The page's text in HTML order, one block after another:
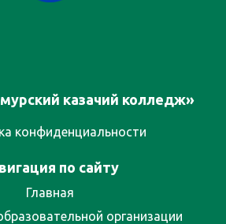
казачий колледж»
конфиденциальности
по сайту
Главная
организации